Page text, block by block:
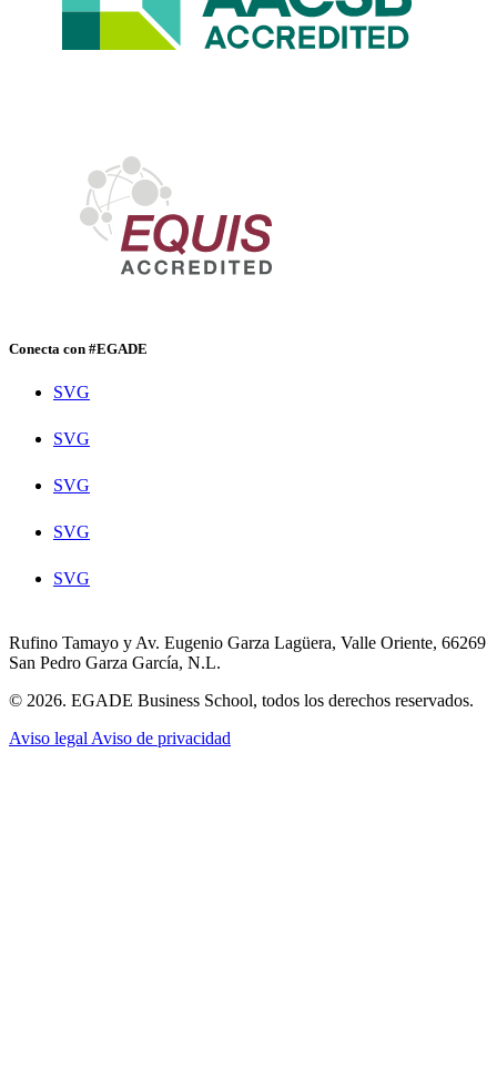
Conecta con #EGADE
SVG
SVG
SVG
SVG
SVG
Rufino Tamayo y Av. Eugenio Garza Lagüera, Valle Oriente, 66269
San Pedro Garza García, N.L.
© 2026. EGADE Business School, todos los derechos reservados.
Aviso legal Aviso de privacidad